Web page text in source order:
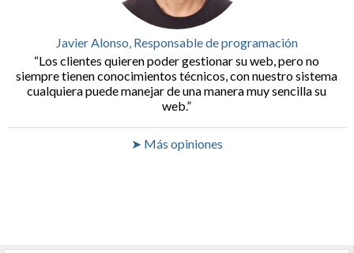
Javier Alonso, Responsable de programación
Los clientes quieren poder gestionar su web, pero no
siempre tienen conocimientos técnicos, con nuestro sistema
cualquiera puede manejar de una manera muy sencilla su
web.
➤ Más opiniones